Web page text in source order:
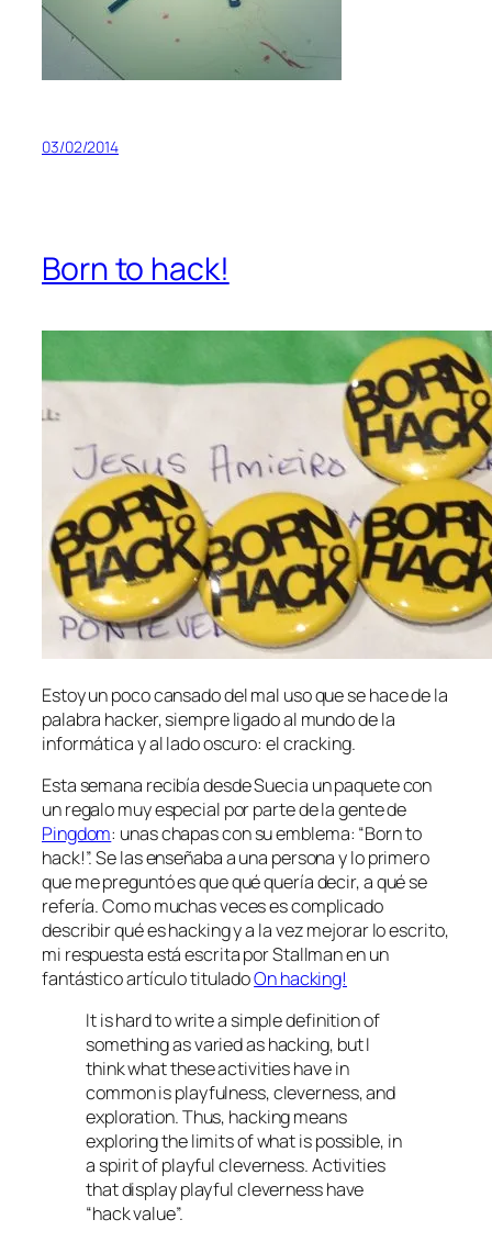
03/02/2014
Born to hack!
Estoy un poco cansado del mal uso que se hace de la
palabra hacker, siempre ligado al mundo de la
informática y al lado oscuro: el cracking.
Esta semana recibía desde Suecia un paquete con
un regalo muy especial por parte de la gente de
Pingdom: unas chapas con su emblema: “Born to
hack!”. Se las enseñaba a una persona y lo primero
que me preguntó es que qué quería decir, a qué se
refería. Como muchas veces es complicado
describir qué es hacking y a la vez mejorar lo escrito,
mi respuesta está escrita por Stallman en un
fantástico artículo tituladoOn hacking!
It is hard to write a simple definition of
something as varied as hacking, but I
think what these activities have in
common is playfulness, cleverness, and
exploration. Thus, hacking means
exploring the limits of what is possible, in
a spirit of playful cleverness. Activities
that display playful cleverness have
“hack value”.